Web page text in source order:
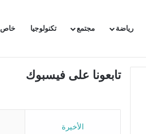
رياضة مجتمع تكنولوجيا خاص
تابعونا على فيسبوك
الأخيرة